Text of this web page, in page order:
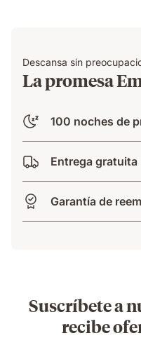
Descansa sin
La promesa
100 noches de
Entrega gratuita
Garantía de
Suscríbete a
recibe